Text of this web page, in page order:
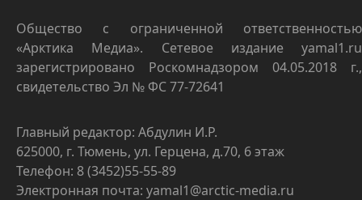
Общество с ограниченной ответственностью
«Арктика Медиа». Сетевое издание yamal1.ru
зарегистрировано Роскомнадзором 04.05.2018 г.,
свидетельство Эл № ФС 77-72641
Главный редактор: Абдулин И.Р.
625000, г. Тюмень, ул. Герцена, д.70, 6 этаж
Телефон: 8 (3452)55-55-89
Электронная почта: yamal1@arctic-media.ru